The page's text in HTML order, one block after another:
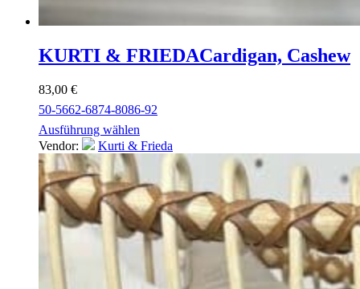
KURTI & FRIEDACardigan, Cashew
83,00 €
50-5662-6874-8086-92
Ausführung wählen
Vendor:
Kurti & Frieda